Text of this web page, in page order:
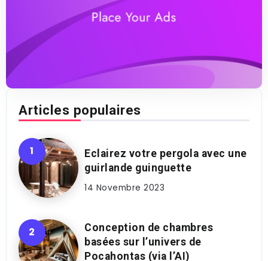
Articles populaires
Eclairez votre pergola avec une
guirlande guinguette
14 Novembre 2023
Conception de chambres
basées sur l’univers de
Pocahontas (via l’AI)